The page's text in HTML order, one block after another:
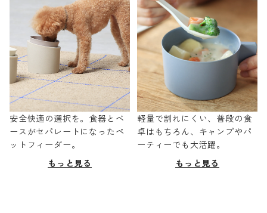
安全快適の選択を。食器とベ
ースがセパレートになったペ
ットフィーダー。
もっと見る
軽量で割れにくい、普段の食
卓はもちろん、キャンプやパ
ーティーでも大活躍。
もっと見る